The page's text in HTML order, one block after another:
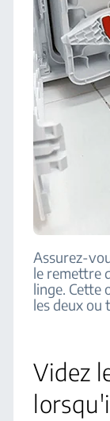
Assurez-
le remettre
linge. Cette
les deux ou
Videz